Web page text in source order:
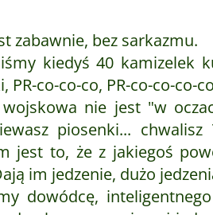
zabawnie, bez sarkazmu.
kiedyś 40 kamizelek
PR-co-co-co, PR-co-co-co-
wojskowa nie jest "w
piosenki...
jest to, że z jakiegoś
im jedzenie, dużo
dowódcę,